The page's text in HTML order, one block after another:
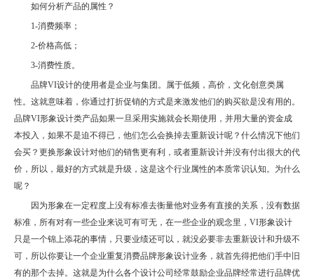
如何分析产品的属性？
1-消费频率；
2-价格高低；
3-消费性质。
品牌VI设计的使用者是企业与集团。属于低频，高价，文化创意类属
性。这就意味着，你通过打折促销的方式是来激发他们的购买欲是没有用的。
品牌VI形象设计类产品如果一旦采用实施就会长期使用，并用大量的资金成
本投入，如果不是迫不得已，他们怎么会换掉去重新设计呢？什么情况下他们
会买？更换形象设计对他们的销售更有利，或者重新设计并没有付出很大的代
价，所以，最好的方式就是升级，这是这个行业属性的本质常识认知。为什么
呢？
因为形象在一定程度上没有标准去衡量他对业务有直接的关系，没有数据
标准，所有对有一些企业来说可有可无，在一些企业的观念里，VI形象设计
只是一个锦上添花的事情，只要业绩还可以，就没必要非去重新设计和升级不
可，所以你要让一个企业重复消费品牌形象设计业务，就首先得把他们手中旧
有的那个去掉。这就是为什么各个设计公司经常鼓励企业品牌经常进行品牌优